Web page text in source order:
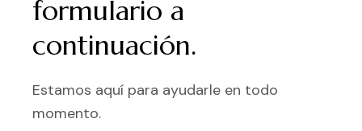
formulario a
continuación.
Estamos aquí para ayudarle en todo
momento.